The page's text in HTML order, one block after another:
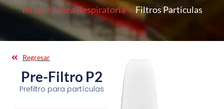
Inicio Línea Respiratoria Filtros Particulas
Pre-Filtro P2
Prefiltro para partículas
Regresar